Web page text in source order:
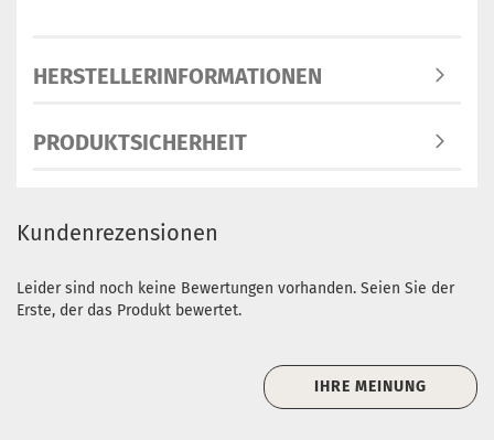
HERSTELLERINFORMATIONEN
PRODUKTSICHERHEIT
Kundenrezensionen
Leider sind noch keine Bewertungen vorhanden. Seien Sie der
Erste, der das Produkt bewertet.
IHRE MEINUNG